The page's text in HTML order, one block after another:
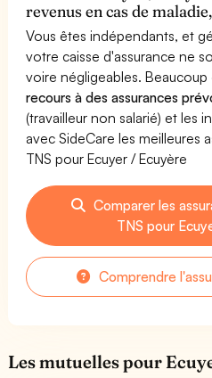
revenus en cas de
Vous êtes indépendants, et
votre caisse d'assurance ne
voire négligeables.
recours à des assurances
(travailleur non salarié) et les
avec SideCare les meilleures
TNS pour Ecuyer / Ecuyère
Comparer les
TNS pour
Comprendre
Les mutuelles pour